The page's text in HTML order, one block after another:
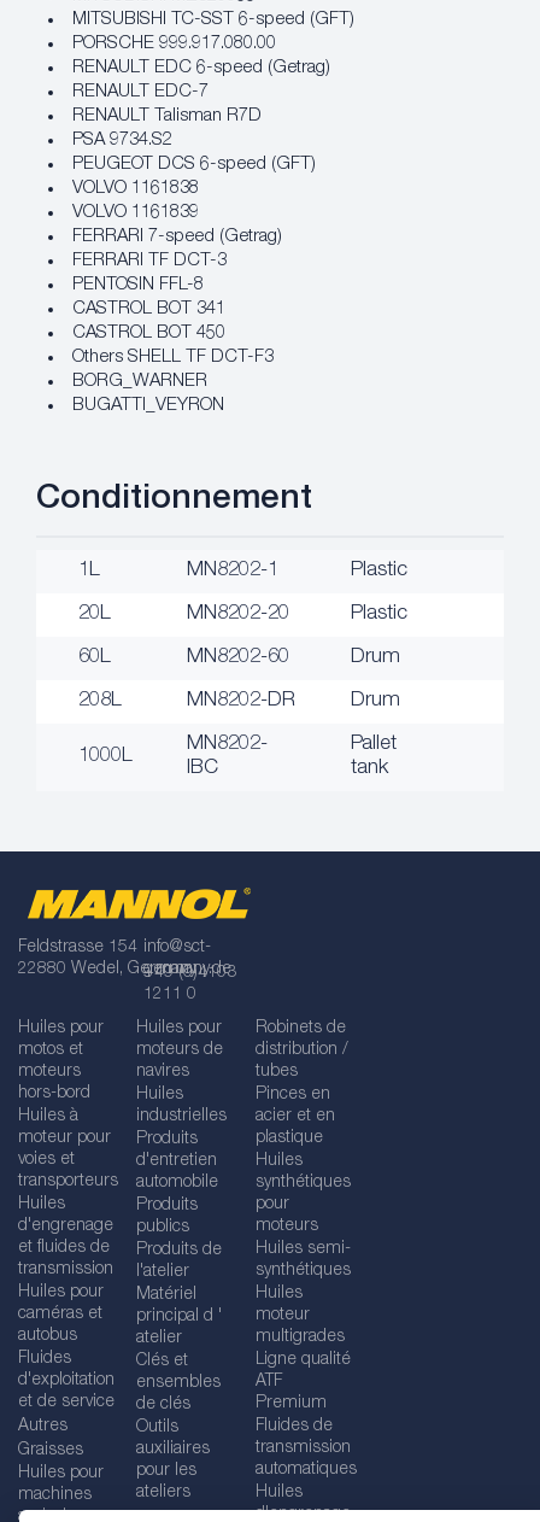
MITSUBISHI TC-SST 6-speed (GFT)
PORSCHE 999.917.080.00
RENAULT EDC 6-speed (Getrag)
RENAULT EDC-7
RENAULT Talisman R7D
PSA 9734.S2
PEUGEOT DCS 6-speed (GFT)
VOLVO 1161838
VOLVO 1161839
FERRARI 7-speed (Getrag)
FERRARI TF DCT-3
PENTOSIN FFL-8
CASTROL ВОТ 341
CASTROL ВОТ 450
Others SHELL TF DCT-F3
BORG_WARNER
BUGATTI_VEYRON
Conditionnement
1L MN8202-1 Plastic
20L MN8202-20 Plastic
60L MN8202-60 Drum
208L MN8202-DR Drum
1000L
MN8202-
IBC
Pallet
tank
Feldstrasse 154
22880 Wedel, Germany
info@sct-
germany.de
+49 (0)4103
1211 0
Huiles pour
motos et
moteurs
hors-bord
Huiles à
moteur pour
voies et
transporteurs
Huiles
d'engrenage
et fluides de
transmission
Huiles pour
caméras et
autobus
Fluides
d'exploitation
et de service
Autres
Graisses
Huiles pour
machines
agricoles
Huiles pour
moteurs de
navires
Huiles
industrielles
Produits
d'entretien
automobile
Produits
publics
Produits de
l'atelier
Matériel
principal d '
atelier
Clés et
ensembles
de clés
Outils
auxiliaires
pour les
ateliers
Robinets de
distribution /
tubes
Pinces en
acier et en
plastique
Huiles
synthétiques
pour
moteurs
Huiles semi-
synthétiques
Huiles
moteur
multigrades
Ligne qualité
ATF
Premium
Fluides de
transmission
automatiques
Huiles
d'engrenage